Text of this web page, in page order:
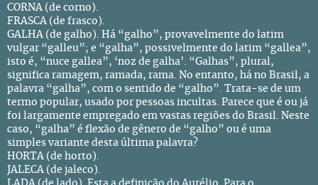
CORNA (de corno).
FRASCA (de frasco).
GALHA (de galho). Há “galho”, provavelmente do latim
vulgar “galleu”; e “galha”, possivelmente do latim “gallea”,
isto é, “nuce gallea”, ‘noz de galha’. “Galhas”, plural,
significa ramagem, ramada, rama. No entanto, há no Brasil, a
palavra “galha”, com o sentido de “galho”. Trata-se de um
termo popular, usado por pessoas incultas. Parece que é ou já
foi largamente empregado em vastas regiões do Brasil. Neste
caso, “galha” é flexão de gênero de “galho” ou é uma
simples variante desta última palavra?
HORTA (de horto).
JALECA (de jaleco).